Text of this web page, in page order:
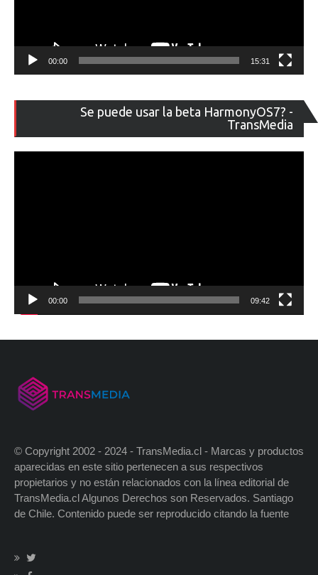
00:00 15:31
Se puede usar la beta HarmonyOS7? -
TransMedia
de
00:00 09:42
© Copyright 2002 - 2024 - TransMedia.cl - Marcas y productos
aparecidas en este sitio pertenecen a sus respectivos
propietarios y no están relacionados con la línea editorial de
TransMedia.cl Algunos Derechos son Reservados. Santiago
de Chile. Contenido puede ser reproducido citando la fuente